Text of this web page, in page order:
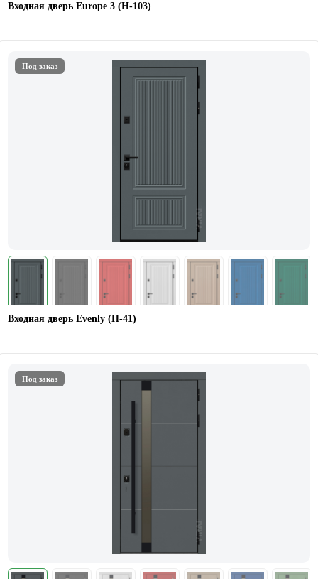
Входная дверь Europe 3 (H-103)
Под заказ
Входная дверь Evenly (П-41)
Под заказ